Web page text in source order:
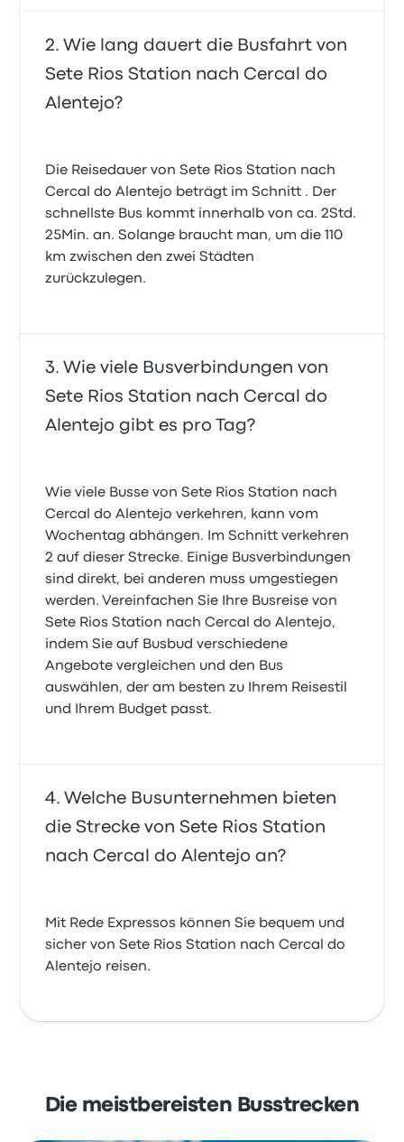
Wie lang dauert die Busfahrt von
Sete Rios Station nach Cercal do
Alentejo?
Die Reisedauer von Sete Rios Station nach
Cercal do Alentejo beträgt im Schnitt . Der
schnellste Bus kommt innerhalb von ca. 2Std.
25Min. an. Solange braucht man, um die 110
km zwischen den zwei Städten
zurückzulegen.
Wie viele Busverbindungen von
Sete Rios Station nach Cercal do
Alentejo gibt es pro Tag?
Wie viele Busse von Sete Rios Station nach
Cercal do Alentejo verkehren, kann vom
Wochentag abhängen. Im Schnitt verkehren
2 auf dieser Strecke. Einige Busverbindungen
sind direkt, bei anderen muss umgestiegen
werden. Vereinfachen Sie Ihre Busreise von
Sete Rios Station nach Cercal do Alentejo,
indem Sie auf Busbud verschiedene
Angebote vergleichen und den Bus
auswählen, der am besten zu Ihrem Reisestil
und Ihrem Budget passt.
Welche Busunternehmen bieten
die Strecke von Sete Rios Station
nach Cercal do Alentejo an?
Mit Rede Expressos können Sie bequem und
sicher von Sete Rios Station nach Cercal do
Alentejo reisen.
Die meistbereisten Busstrecken